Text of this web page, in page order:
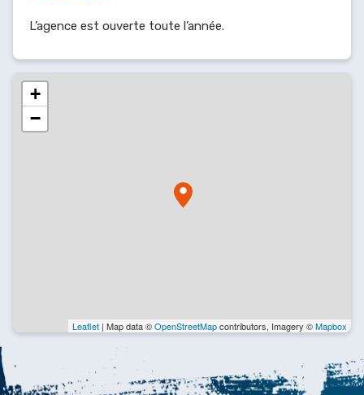
L’agence est ouverte toute l’année.
+
−
Leaflet | Map data ©OpenStreetMapcontributors, Imagery ©Mapbox